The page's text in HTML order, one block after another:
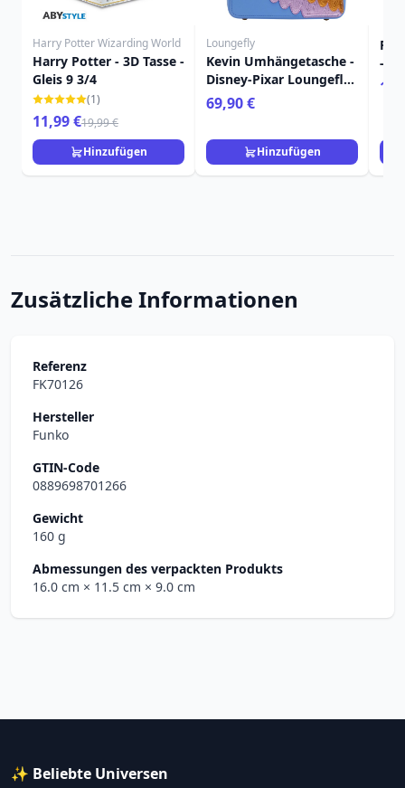
Harry Potter Wizarding World
Harry Potter - 3D Tasse -
Gleis 9 3/4
(1)
11,99 €19,99 €
Hinzufügen
Loungefly
Kevin Umhängetasche -
Disney-Pixar Loungefly
Up
69,90 €
Hinzufügen
-
5
Zusätzliche Informationen
Referenz
FK70126
Hersteller
Funko
GTIN-Code
0889698701266
Gewicht
160 g
Abmessungen des verpackten Produkts
16.0 cm × 11.5 cm × 9.0 cm
✨ Beliebte Universen